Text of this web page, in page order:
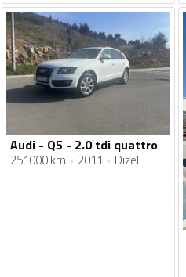
Audi - Q5 - 2.0 tdi quattro
251000 km 2011 Dizel